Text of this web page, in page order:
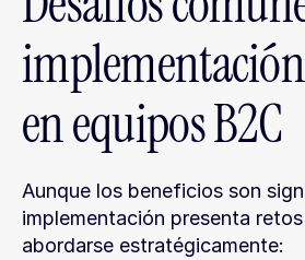
en equipos B2C
Aunque los beneficios son
implementación presenta
abordarse estratégicamente: